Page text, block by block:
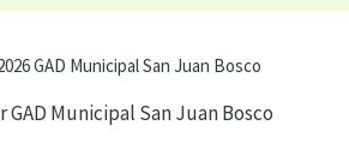
GAD Municipal San Juan Bosco
GAD Municipal San Juan Bosco